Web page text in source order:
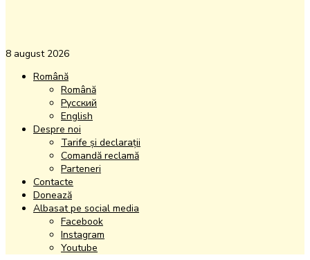
8 august 2026
Română
Română
Русский
English
Despre noi
Tarife și declarații
Comandă reclamă
Parteneri
Contacte
Donează
Albasat pe social media
Facebook
Instagram
Youtube